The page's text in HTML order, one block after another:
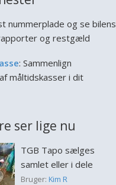
nummerplade og se bilens
og restgæld
: Sammenlign
måltidskasser i dit
ser lige nu
TGB Tapo sælges
samlet eller i dele
Bruger: Kim R